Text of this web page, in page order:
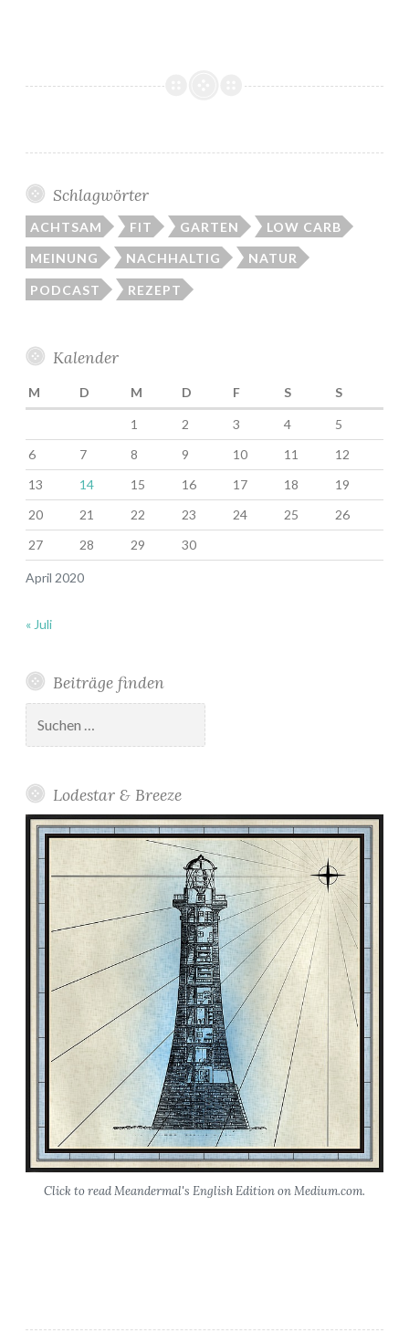
e
n
i
2
n
w
u
n
d
B
a
l
o
n
i
e
n
Schlagwörter
ACHTSAM FIT GARTEN LOW CARB
MEINUNG NACHHALTIG NATUR
PODCAST REZEPT
Kalender
April 2020
M D M D F S S
1 2 3 4
5
6
7 8 9 10 11
12
13
14 15 16 17 18
19
20
21 22 23 24 25
26
27
28 29 30
« Juli
Beiträge finden
nach:
Lodestar & Breeze
Click to read Meandermal's English Edition on Medium.com.